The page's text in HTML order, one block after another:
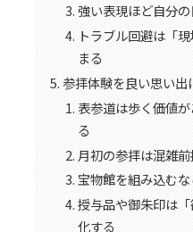
強い表現ほど自分
トラブル回避は「
まる
参拝体験を良い思い出
表参道は歩く価値
る
月初の参拝は混雑
宝物館を組み込む
授与品や御朱印は
化する